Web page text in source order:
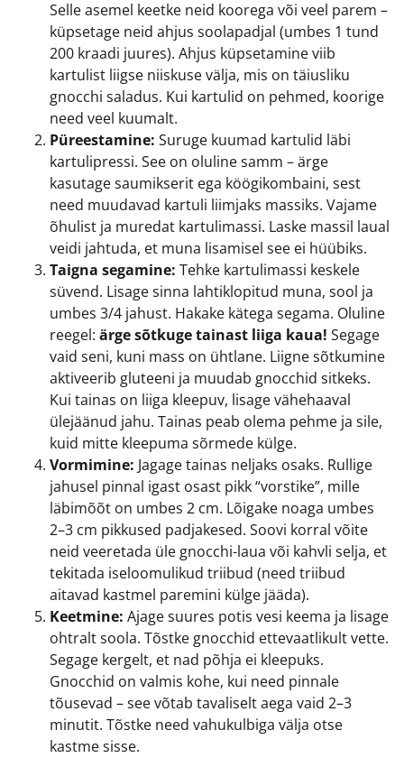
Selle asemel keetke neid koorega või veel parem –
küpsetage neid ahjus soolapadjal (umbes 1 tund
200 kraadi juures). Ahjus küpsetamine viib
kartulist liigse niiskuse välja, mis on täiusliku
gnocchi saladus. Kui kartulid on pehmed, koorige
need veel kuumalt.
Püreestamine: Suruge kuumad kartulid läbi
kartulipressi. See on oluline samm – ärge
kasutage saumikserit ega köögikombaini, sest
need muudavad kartuli liimjaks massiks. Vajame
õhulist ja muredat kartulimassi. Laske massil laual
veidi jahtuda, et muna lisamisel see ei hüübiks.
Taigna segamine: Tehke kartulimassi keskele
süvend. Lisage sinna lahtiklopitud muna, sool ja
umbes 3/4 jahust. Hakake kätega segama. Oluline
reegel: ärge sõtkuge tainast liiga kaua! Segage
vaid seni, kuni mass on ühtlane. Liigne sõtkumine
aktiveerib gluteeni ja muudab gnocchid sitkeks.
Kui tainas on liiga kleepuv, lisage vähehaaval
ülejäänud jahu. Tainas peab olema pehme ja sile,
kuid mitte kleepuma sõrmede külge.
Vormimine: Jagage tainas neljaks osaks. Rullige
jahusel pinnal igast osast pikk “vorstike”, mille
läbimõõt on umbes 2 cm. Lõigake noaga umbes
2–3 cm pikkused padjakesed. Soovi korral võite
neid veeretada üle gnocchi-laua või kahvli selja, et
tekitada iseloomulikud triibud (need triibud
aitavad kastmel paremini külge jääda).
Keetmine: Ajage suures potis vesi keema ja lisage
ohtralt soola. Tõstke gnocchid ettevaatlikult vette.
Segage kergelt, et nad põhja ei kleepuks.
Gnocchid on valmis kohe, kui need pinnale
tõusevad – see võtab tavaliselt aega vaid 2–3
minutit. Tõstke need vahukulbiga välja otse
kastme sisse.